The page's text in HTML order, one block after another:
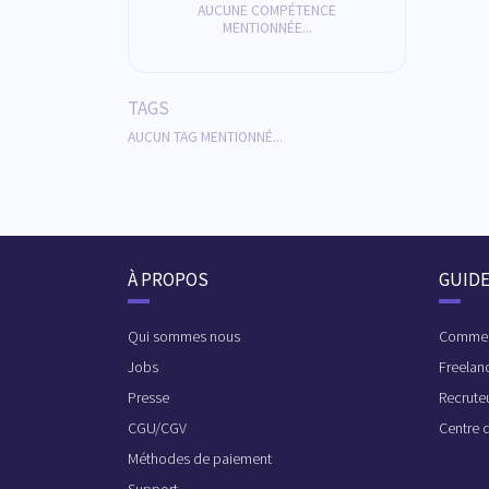
AUCUNE COMPÉTENCE
MENTIONNÉE...
TAGS
AUCUN TAG MENTIONNÉ...
À PROPOS
Qui sommes nous
Jobs
Presse
CGU/CGV
Méthodes de paiement
Centre